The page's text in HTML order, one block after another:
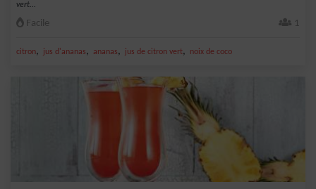
vert...
Facile 1
citron, jus d'ananas, ananas, jus de citron vert, noix de coco